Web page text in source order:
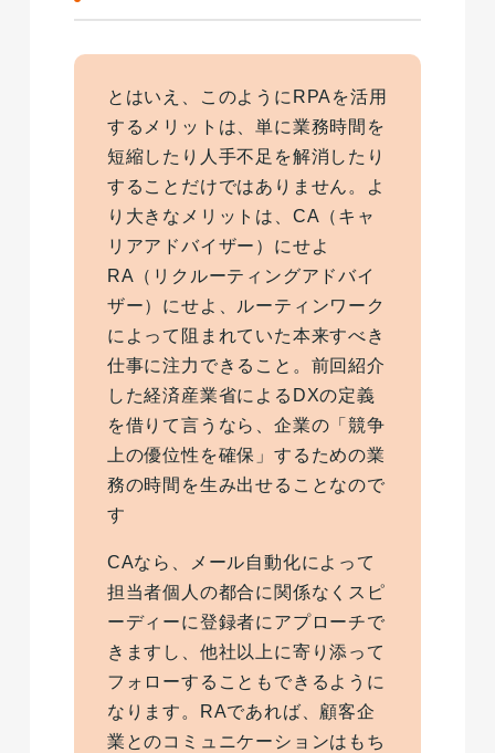
とはいえ、このようにRPAを活用
するメリットは、単に業務時間を
短縮したり人手不足を解消したり
することだけではありません。よ
り大きなメリットは、CA（キャ
リアアドバイザー）にせよ
RA（リクルーティングアドバイ
ザー）にせよ、ルーティンワーク
によって阻まれていた本来すべき
仕事に注力できること。前回紹介
した経済産業省によるDXの定義
を借りて言うなら、企業の「競争
上の優位性を確保」するための業
務の時間を生み出せることなので
す
CAなら、メール自動化によって
担当者個人の都合に関係なくスピ
ーディーに登録者にアプローチで
きますし、他社以上に寄り添って
フォローすることもできるように
なります。RAであれば、顧客企
業とのコミュニケーションはもち